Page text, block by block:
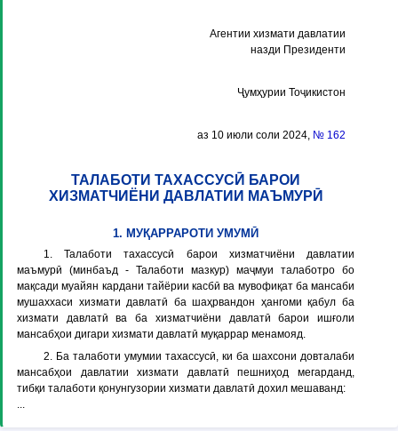
Агентии хизмати давлатии
назди Президенти
Ҷумҳурии Тоҷикистон
аз 10 июли соли 2024, № 162
ТАЛАБОТИ ТАХАССУСӢ БАРОИ
ХИЗМАТЧИЁНИ ДАВЛАТИИ МАЪМУРӢ
1. МУҚАРРАРОТИ УМУМӢ
1. Талаботи тахассусӣ барои хизматчиёни давлатии
маъмурӣ (минбаъд - Талаботи мазкур) маҷмуи талаботро бо
мақсади муайян кардани тайёрии касбӣ ва мувофиқат ба мансаби
мушаххаси хизмати давлатӣ ба шаҳрвандон ҳангоми қабул ба
хизмати давлатӣ ва ба хизматчиёни давлатӣ барои ишғоли
мансабҳои дигари хизмати давлатӣ муқаррар менамояд.
2. Ба талаботи умумии тахассусӣ, ки ба шахсони довталаби
мансабҳои давлатии хизмати давлатӣ пешниҳод мегарданд,
тибқи талаботи қонунгузории хизмати давлатӣ дохил мешаванд:
...